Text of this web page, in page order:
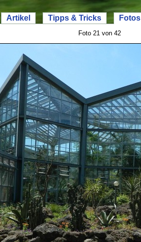
Artikel Tipps & Tricks Fotos
Foto 21 von 42